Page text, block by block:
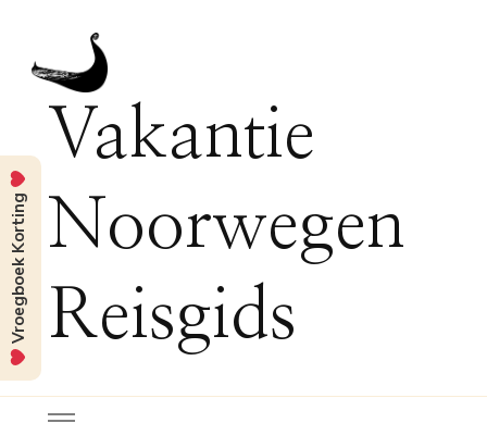
Vakantie
Noorwegen
Reisgids
Vroegboek Korting